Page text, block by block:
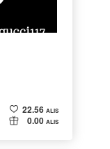
22.56 ALIS
0.00 ALIS